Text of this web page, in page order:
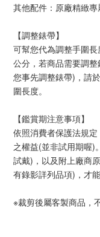
其他配件：原廠精緻
【調整錶帶】
可幫您代為調整手圍
公分，若商品需要調
您事先調整錶帶)，請
圍長度。
【鑑賞期注意事項】
依照消費者保護法規
之權益(並非試用期喔)
試戴)，以及附上廠商
有錄影詳列品項)，才
※裁剪後屬客製商品，